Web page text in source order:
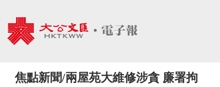
焦點新聞/兩屋苑大維修涉貪 廉署拘